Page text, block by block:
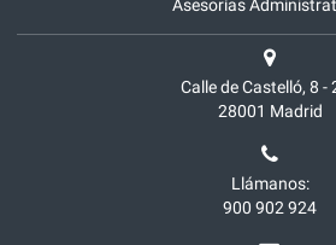
Asesorías
Calle de Castelló, 8 -
28001 Madrid
Llámanos:
900 902 924